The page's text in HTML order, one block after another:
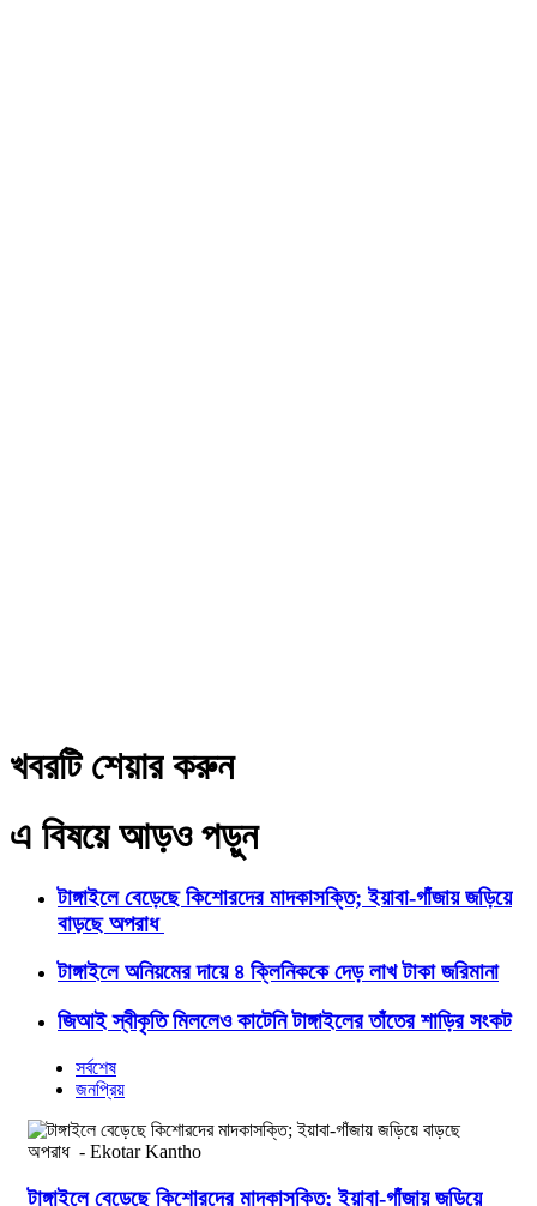
খবরটি শেয়ার করুন
এ বিষয়ে আড়ও পড়ুন
টাঙ্গাইলে বেড়েছে কিশোরদের মাদকাসক্তি; ইয়াবা-গাঁজায় জড়িয়ে
বাড়ছে অপরাধ
টাঙ্গাইলে অনিয়মের দায়ে ৪ ক্লিনিককে দেড় লাখ টাকা জরিমানা
জিআই স্বীকৃতি মিললেও কাটেনি টাঙ্গাইলের তাঁতের শাড়ির সংকট
সর্বশেষ
জনপ্রিয়
টাঙ্গাইলে বেড়েছে কিশোরদের মাদকাসক্তি; ইয়াবা-গাঁজায় জড়িয়ে